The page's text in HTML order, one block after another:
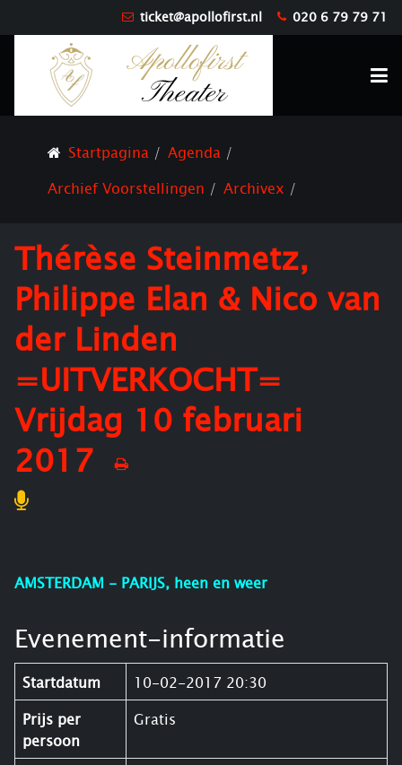
ticket@apollofirst.nl 020 6 79 79 71
Startpagina
Agenda
Archief Voorstellingen
Archivex
Thérèse Steinmetz,
Philippe Elan & Nico van
der Linden
=UITVERKOCHT=
Vrijdag 10 februari
2017
AMSTERDAM - PARIJS, heen en weer
Evenement-informatie
Startdatum 10-02-2017 20:30
Prijs per
persoon
Gratis